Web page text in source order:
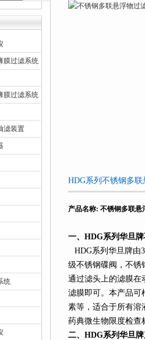
膜过滤系统
膜过滤系统
滤装置
统
HDG系列不锈钢多联
产品名称: 不锈钢多联悬
一、 HDG系列 华旦
HDG系列 华旦牌由
级不锈钢碟阀，不锈
通过滤头上的滤膜在
滤膜即可。本产品可
素等，适合于所有溶
药典微生物限度检查
二、 HDG系列 华旦牌